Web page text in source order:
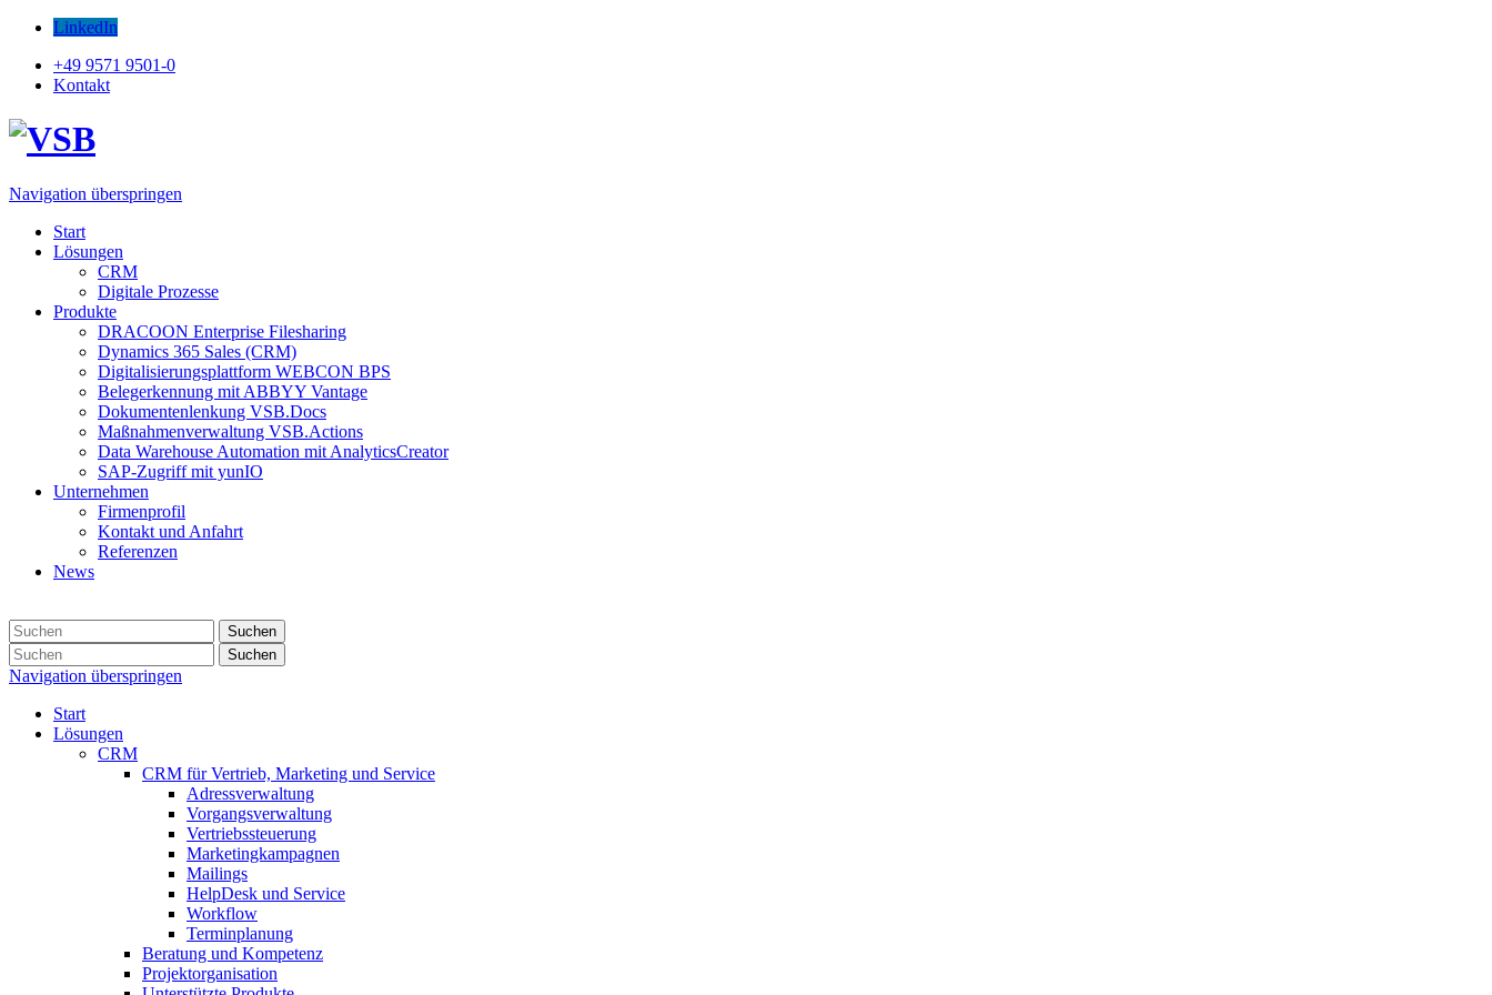
LinkedIn
+49 9571 9501-0
Kontakt
Navigation überspringen
Start
Lösungen
CRM
Digitale Prozesse
Produkte
DRACOON Enterprise Filesharing
Dynamics 365 Sales (CRM)
Digitalisierungsplattform WEBCON BPS
Belegerkennung mit ABBYY Vantage
Dokumentenlenkung VSB.Docs
Maßnahmenverwaltung VSB.Actions
Data Warehouse Automation mit AnalyticsCreator
SAP-Zugriff mit yunIO
Unternehmen
Firmenprofil
Kontakt und Anfahrt
Referenzen
News
Suchen
Suchen
Navigation überspringen
Start
Lösungen
CRM
CRM für Vertrieb, Marketing und Service
Adressverwaltung
Vorgangsverwaltung
Vertriebssteuerung
Marketingkampagnen
Mailings
HelpDesk und Service
Workflow
Terminplanung
Beratung und Kompetenz
Projektorganisation